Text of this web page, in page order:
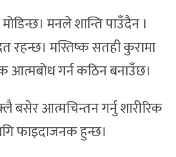
मनले शान्ति पाउँदैन ।
रहन्छ। मस्तिष्क सतही कुरामा
गर्न कठिन बनाउँछ।
आत्मचिन्तन गर्नु शारीरिक
फाइदाजनक हुन्छ।